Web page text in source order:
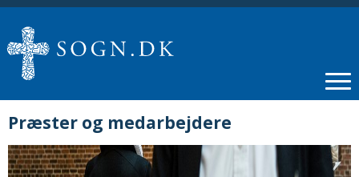
Præster og medarbejdere